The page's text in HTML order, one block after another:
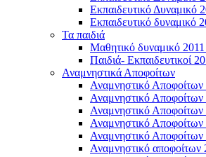
Εκπαιδευτικό Δυναμικό
Εκπαιδευτικό δυναμικό
Τα παιδιά
Μαθητικό δυναμικό
Παιδιά- Εκπαιδευτικοί
Αναμνηστικά Αποφοίτων
Αναμνηστικό Αποφοίτων
Αναμνηστικό
Αναμνηστικό
Αναμνηστικό
Αναμνηστικό
Αναμνηστικό αποφοίτων